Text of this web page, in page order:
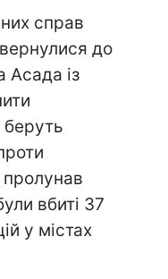
справ
до
Асада із
беруть
пролунав
вбиті 37
у містах